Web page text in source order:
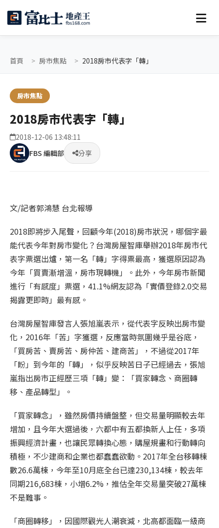
首頁 房市焦點 2018房市代表字「轉」
房市焦點
2018房市代表字「轉」
2018-12-06 13:48:11
FBS 編輯部
分享
文/記者郭鴻慧 台北報導
2018即將步入尾聲，回顧今年(2018)房市狀況，哪個字最
能代表今年對房市變化？台灣房屋智庫舉辦2018年房市代
表字票選出爐，第一名「轉」字得票最高，獲選原因認為
今年「買賣漸增溫，房市現轉機」。此外，今年房市新聞
進行「有感度」票選，41.1%網友認為「實價登錄2.0交易
揭露更即時」最有感。
台灣房屋智庫發言人張旭嵐表示，從代表字反映出房市變
化，2016年「苦」字獲選，反應當時氛圍幾乎是谷底，
「買房苦、賣房苦、房仲苦、建商苦」，不過從2017年
「盼」到今年的「轉」，似乎反映苦日子已經過去，張旭
嵐指出房市正經歷三項「轉」變：「買家轉念、商圈轉
移、產品轉型」。
「買家轉念」，雖然房價持續盤整，但交易量明顯較去年
增加，且今年大選過後，六都中有五都換新人上任，多項
振興經濟計畫，也讓民眾轉換心態，購屋規畫和行動轉向
積極，不少建商和企業也都蠢蠢欲動。2017年全台移轉棟
數26.6萬棟，今年至10月底全台已達230,134棟，較去年
同期216,683棟，小增6.2%，推估全年交易量突破27萬棟
不是難事。
「商圈轉移」，因國際觀光人潮衰減，北高都面臨一級商